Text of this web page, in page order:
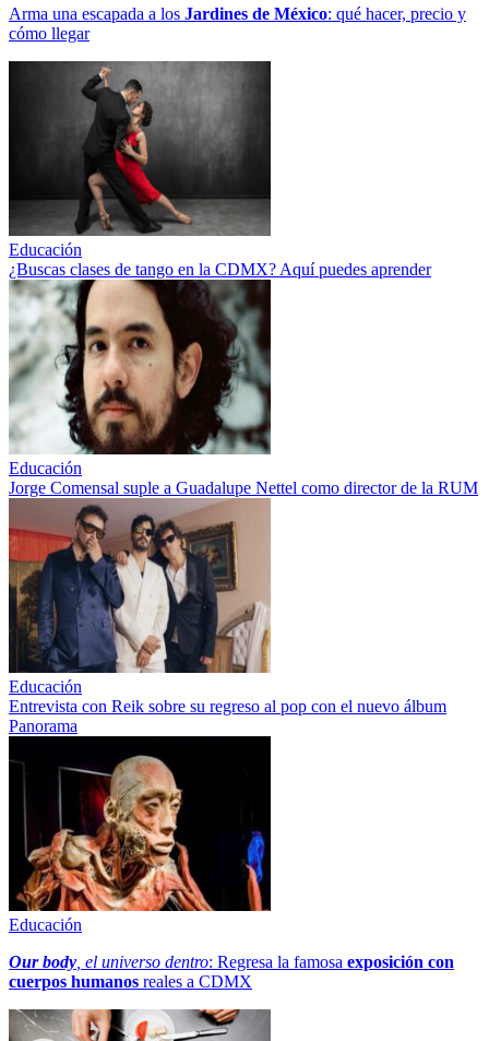
Arma una escapada a los Jardines de México: qué hacer, precio y
cómo llegar
Educación
¿Buscas clases de tango en la CDMX? Aquí puedes aprender
Educación
Jorge Comensal suple a Guadalupe Nettel como director de la RUM
Educación
Entrevista con Reik sobre su regreso al pop con el nuevo álbum
Panorama
Educación
Our body , el universo dentro: Regresa la famosa exposición con
cuerpos humanos reales a CDMX